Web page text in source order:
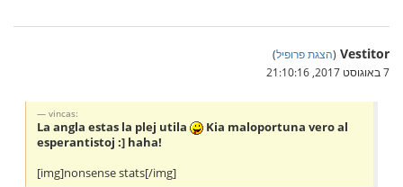
Vestitor
(הצגת פרופיל)
7 באוגוסט 2017, 21:10:16
vincas:
La angla estas la plej utila
Kia maloportuna vero al
esperantistoj :] haha!
[img]nonsense stats[/img]